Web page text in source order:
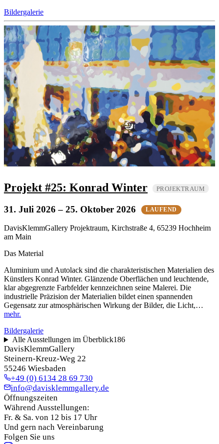
Bildergalerie
Projekt #25: Konrad Winter PROJEKTRAUM
31. Juli 2026 – 25. Oktober 2026 LAUFEND
DavisKlemmGallery Projektraum, Kirchstraße 4, 65239 Hochheim
am Main
Das Material
Aluminium und Autolack sind die charakteristischen Materialien des
Künstlers Konrad Winter. Glänzende Oberflächen und leuchtende,
klar abgegrenzte Farbfelder kennzeichnen seine Malerei. Die
industrielle Präzision der Materialien bildet einen spannenden
Gegensatz zur atmosphärischen Wirkung der Bilder, die Licht,…
mehr.
Bildergalerie
Alle Ausstellungen im Überblick186
DavisKlemmGallery
Steinern-Kreuz-Weg 22
55246 Wiesbaden
+49 (0) 6134 28 69 730
info@davisklemmgallery.de
Öffnungszeiten
Während Ausstellungen:
Fr. & Sa. von 12 bis 17 Uhr
Und gern nach Vereinbarung
Folgen Sie uns